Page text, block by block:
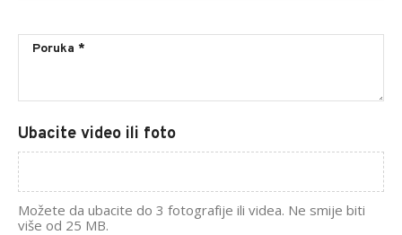
Ubacite video ili foto
Možete da ubacite do 3 fotografije ili videa. Ne smije biti
više od 25 MB.